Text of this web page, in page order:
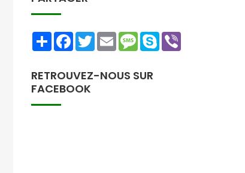
ShareFacebookTwitterEmailMessage
Skype
RETROUVEZ-NOUS SUR
FACEBOOK